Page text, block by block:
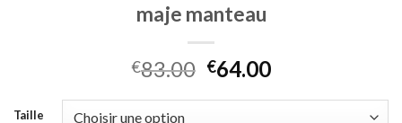
maje manteau
€83.00 €64.00
Taille